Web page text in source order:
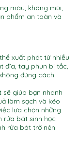
màu, không mùi,
phẩm an toàn và
xuất phát từ nhiều
đĩa, tay phun bị tắc,
đúng cách.
giúp bạn nhanh
làm sạch và kéo
lựa chọn những
rửa bát sinh học
rửa bát trở nên